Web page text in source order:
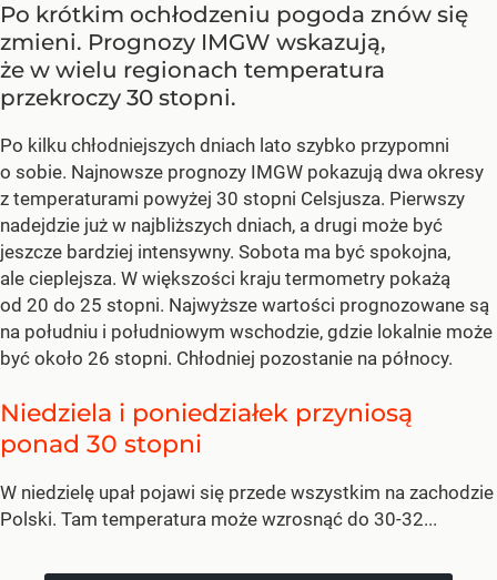
Po krótkim ochłodzeniu pogoda znów się
zmieni. Prognozy IMGW wskazują,
że w wielu regionach temperatura
przekroczy 30 stopni.
Po kilku chłodniejszych dniach lato szybko przypomni
o sobie. Najnowsze prognozy IMGW pokazują dwa okresy
z temperaturami powyżej 30 stopni Celsjusza. Pierwszy
nadejdzie już w najbliższych dniach, a drugi może być
jeszcze bardziej intensywny. Sobota ma być spokojna,
ale cieplejsza. W większości kraju termometry pokażą
od 20 do 25 stopni. Najwyższe wartości prognozowane są
na południu i południowym wschodzie, gdzie lokalnie może
być około 26 stopni. Chłodniej pozostanie na północy.
Niedziela i poniedziałek przyniosą
ponad 30 stopni
W niedzielę upał pojawi się przede wszystkim na zachodzie
Polski. Tam temperatura może wzrosnąć do 30-32...